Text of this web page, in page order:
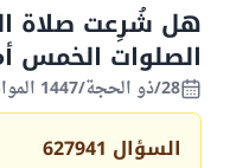
هل شُرِعت صلاة
الصلوات الخمس
28/ذو الحجة/1447 الموافق 14/يونيو/2026
السؤال 627941